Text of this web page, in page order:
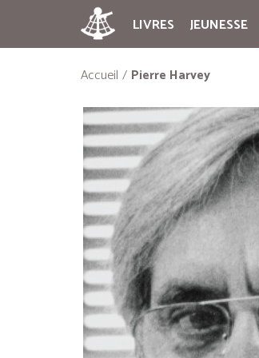
LIVRES JEUNESSE
Accueil Pierre Harvey